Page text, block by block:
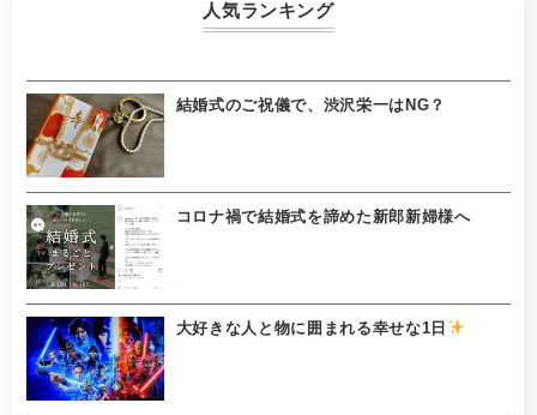
人気ランキング
結婚式のご祝儀で、渋沢栄一はNG？
コロナ禍で結婚式を諦めた新郎新婦様へ
大好きな人と物に囲まれる幸せな1日